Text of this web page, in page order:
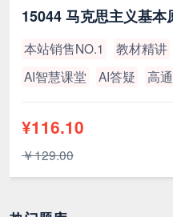
15044 马克思主义基本
本站销售NO.1 教材精讲
AI智慧课堂
AI答疑 高
¥116.10
￥129.00